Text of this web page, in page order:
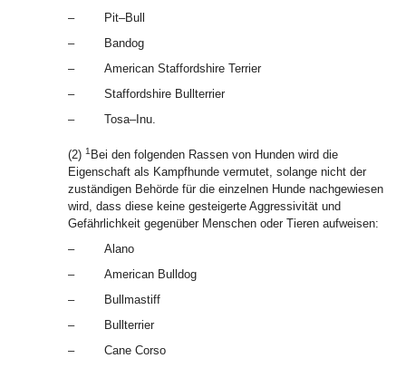
–
Pit–Bull
–
Bandog
–
American Staffordshire Terrier
–
Staffordshire Bullterrier
–
Tosa–Inu.
(2) 1 Bei den folgenden Rassen von Hunden wird die
Eigenschaft als Kampfhunde vermutet, solange nicht der
zuständigen Behörde für die einzelnen Hunde nachgewiesen
wird, dass diese keine gesteigerte Aggressivität und
Gefährlichkeit gegenüber Menschen oder Tieren aufweisen:
–
Alano
–
American Bulldog
–
Bullmastiff
–
Bullterrier
–
Cane Corso